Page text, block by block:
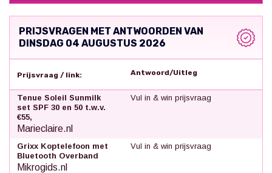
PRIJSVRAGEN MET ANTWOORDEN VAN
DINSDAG 04 AUGUSTUS 2026
Prijsvraag / link: Antwoord/Uitleg
Tenue Soleil Sunmilk
set SPF 30 en 50 t.w.v.
€55,
Marieclaire.nl
Vul in & win prijsvraag
Grixx Koptelefoon met
Bluetooth Overband
Mikrogids.nl
Vul in & win prijsvraag